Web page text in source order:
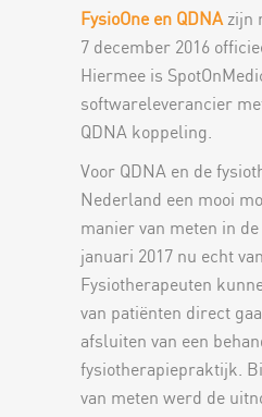
FysioOne en QDNAzijn
7 december 2016
Hiermee is
softwareleverancier
QDNA koppeling.
Voor QDNA en de
Nederland een mooi
manier van meten in
januari 2017 nu echt
Fysiotherapeuten
van patiënten direct
afsluiten van een
fysiotherapiepraktijk.
van meten werd de